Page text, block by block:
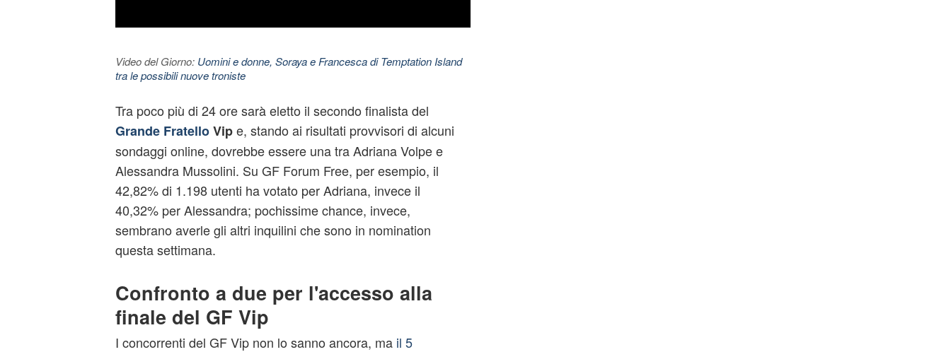
Video del Giorno: Uomini e donne, Soraya e Francesca di Temptation Island
tra le possibili nuove troniste
Tra poco più di 24 ore sarà eletto il secondo finalista del
Grande FratelloVipe, stando ai risultati provvisori di alcuni
sondaggi online, dovrebbe essere una tra Adriana Volpe e
Alessandra Mussolini. Su GF Forum Free, per esempio, il
42,82% di 1.198 utenti ha votato per Adriana, invece il
40,32% per Alessandra; pochissime chance, invece,
sembrano averle gli altri inquilini che sono in nomination
questa settimana.
Confronto a due per l'accesso alla
finale del GF Vip
I concorrenti del GF Vip non lo sanno ancora, ma il 5